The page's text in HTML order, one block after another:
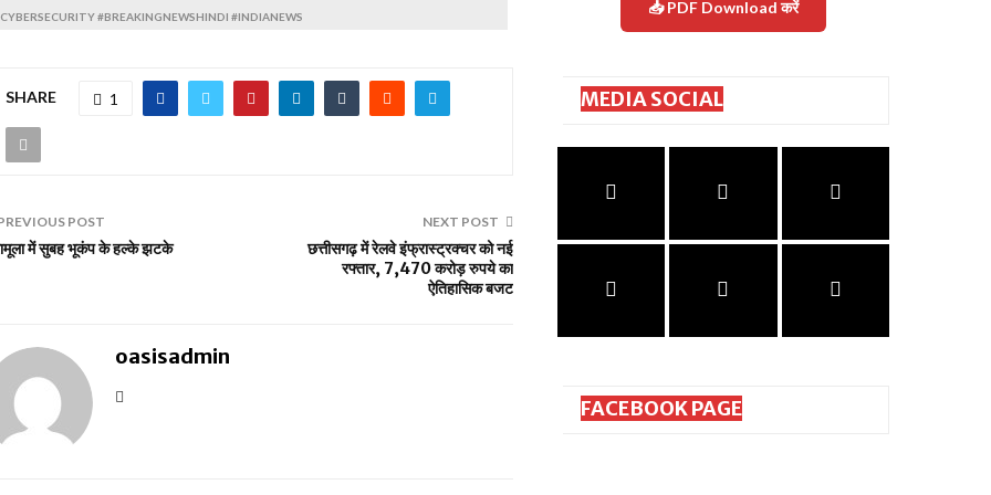
#BREAKINGNEWSHINDI #INDIANEWS
SHARE 1
POST
में सुबह भूकंप के हल्के झटके
NEXT POST
छत्तीसगढ़ में रेलवे इंफ्रास्ट्रक्चर को नई
रफ्तार, 7,470 करोड़ रुपये का
ऐतिहासिक बजट
oasisadmin
📥 PDF Download करें
MEDIA SOCIAL
FACEBOOK PAGE